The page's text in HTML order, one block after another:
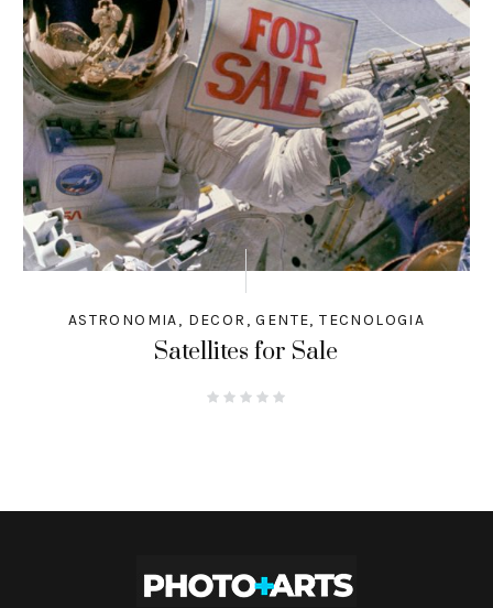
ASTRONOMIA, DECOR ,GENTE,TECNOLOGIA
Satellites for Sale